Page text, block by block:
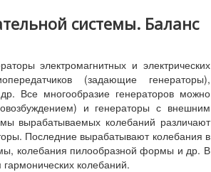
системы. Баланс
электромагнитных и электрических
(задающие генераторы),
Все многообразие генераторов можно
и генераторы с внешним
вырабатываемых колебаний различают
Последние вырабатывают колебания в
колебания пилообразной формы и др. В
колебаний.